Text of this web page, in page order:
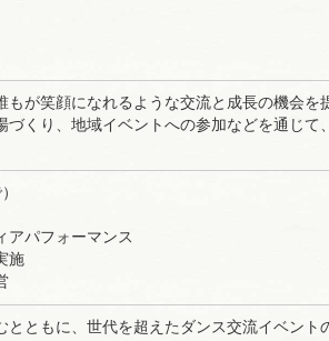
もが笑顔になれるような交流と成長の機会
づくり、地域イベントへの参加などを通じ
アパフォーマンス
施
ともに、世代を超えたダンス交流イベン